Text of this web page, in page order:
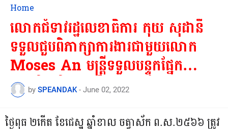
Home
លោកជំទាវរដ្ឋលេខាធិការ កុយ សុដានី
ទទួលជួបពិភាក្សាការងារជាមួយលោក
Moses An មន្ត្រីទទួលបន្ទុកផ្នែក
សេដ្ឋកិច្ច និងពាណិជ្ជកម្មស្ថានទូត
សហរដ្ឋអាមេរិកប្រចាំកម្ពុជា===
by SPEANDAK - June 02, 2022
ថ្ងៃពុធ ២កើត ខែជេស្ឋ ឆ្នាំខាល ចត្វាស័ក ព.ស.២៥៦៦ ត្រូវ